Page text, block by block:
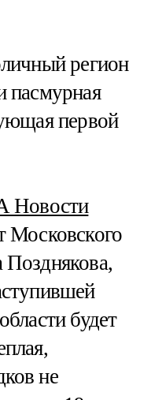
регион
пасмурная
первой
Новости
Московского
Позднякова,
будет
не